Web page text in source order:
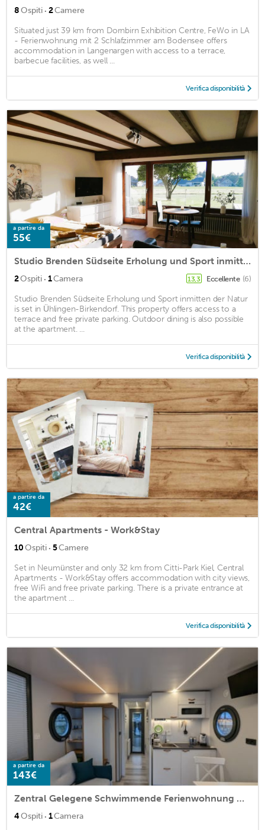
8Ospiti · 2Camere
Situated just 39 km from Dornbirn Exhibition Centre, FeWo in LA
- Ferienwohnung mit 2 Schlafzimmer am Bodensee offers
accommodation in Langenargen with access to a terrace,
barbecue facilities, as well ...
Verifica disponibilità
a partire da
55€
Studio Brenden Südseite Erholung und Sport inmitten der Natur
2Ospiti · 1Camera 13,3 Eccellente (6)
Studio Brenden Südseite Erholung und Sport inmitten der Natur
is set in Ühlingen-Birkendorf. This property offers access to a
terrace and free private parking. Outdoor dining is also possible
at the apartment. ...
Verifica disponibilità
a partire da
42€
Central Apartments - Work&Stay
10Ospiti · 5Camere
Set in Neumünster and only 32 km from Citti-Park Kiel, Central
Apartments - Work&Stay offers accommodation with city views,
free WiFi and free private parking. There is a private entrance at
the apartment ...
Verifica disponibilità
a partire da
143€
Zentral Gelegene Schwimmende Ferienwohnung mit Wasserblick
4Ospiti · 1Camera